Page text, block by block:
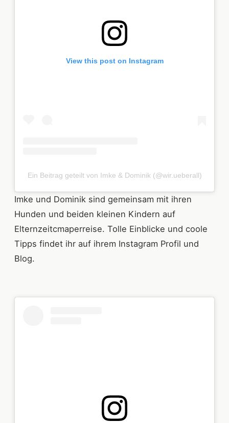
View this post on Instagram
Ein Beitrag geteilt von Imke & Dominik (@wir.ueberall)
Imke und Dominik sind gemeinsam mit ihren
Hunden und beiden kleinen Kindern auf
Elternzeitcmaperreise. Tolle Einblicke und coole
Tipps findet ihr auf ihrem Instagram Profil und
Blog.